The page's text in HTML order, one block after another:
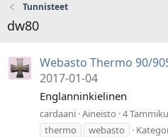
Tunnisteet
dw80
Webasto Thermo 90/
2017-01-04
Englanninkielinen
cardaani Aineisto 4
thermo
webasto